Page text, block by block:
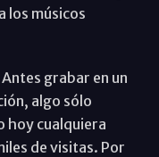
los músicos
grabar en un
algo sólo
hoy cualquiera
de visitas. Por